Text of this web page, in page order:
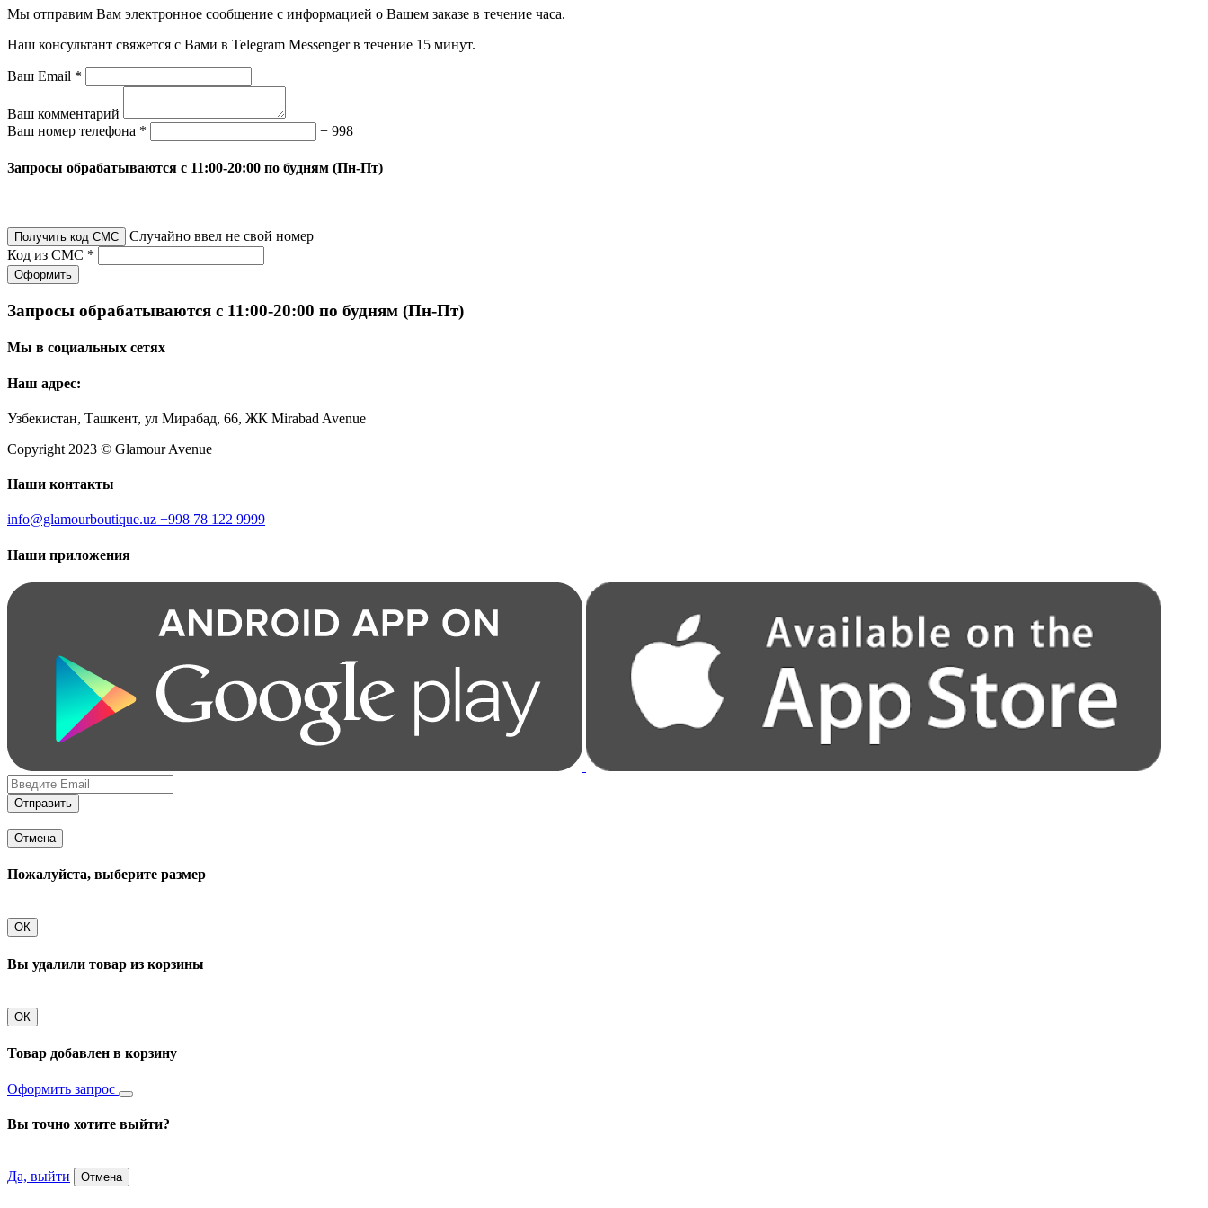
Мы отправим Вам электронное сообщение с информацией о Вашем заказе в течение часа.
Наш консультант свяжется с Вами в Telegram Messenger в течение 15 минут.
Ваш Email *
Ваш комментарий
Ваш номер телефона *
+ 998
Запросы обрабатываются с 11:00-20:00 по будням (Пн-Пт)
Получить код СМС
Случайно ввел не свой номер
Код из СМС *
Оформить
Запросы обрабатываются с 11:00-20:00 по будням (Пн-Пт)
Мы в социальных сетях
Наш адрес:
Узбекистан, Ташкент, ул Мирабад, 66, ЖК Mirabad Avenue
Copyright 2023 © Glamour Avenue
Наши контакты
info@glamourboutique.uz +998 78 122 9999
Наши приложения
Отправить
Отмена
Пожалуйста, выберите размер
ОК
Вы удалили товар из корзины
ОК
Товар добавлен в корзину
Оформить запрос
Вы точно хотите выйти?
Да, выйти Отмена